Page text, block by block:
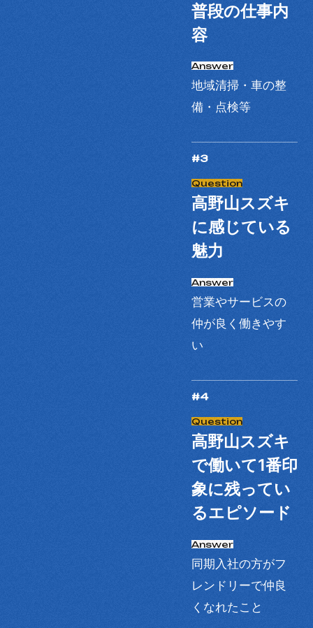
普段の仕事内
容
地域清掃・車の整
備・点検等
#3
高野山スズキ
に感じている
魅力
営業やサービスの
仲が良く働きやす
い
#4
高野山スズキ
で働いて1番印
象に残ってい
るエピソード
同期入社の方がフ
レンドリーで仲良
くなれたこと